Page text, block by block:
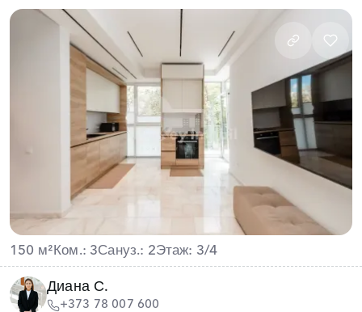
150 м² Ком.: 3Сануз.: 2Этаж: 3/4
Диана С.
+373 78 007 600